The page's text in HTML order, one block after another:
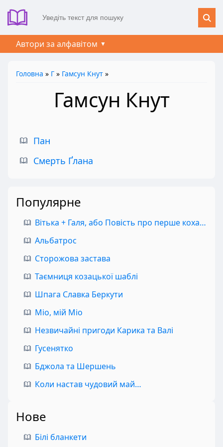
Автори за алфавітом
Головна » Г » Гамсун Кнут »
Гамсун Кнут
Пан
Смерть Ґлана
Популярне
Вітька + Галя, або Повість про перше кохання
Альбатрос
Сторожова застава
Таємниця козацької шаблі
Шпага Славка Беркути
Міо, мій Міо
Незвичайні пригоди Карика та Валі
Гусенятко
Бджола та Шершень
Коли настав чудовий май…
Нове
Білі бланкети